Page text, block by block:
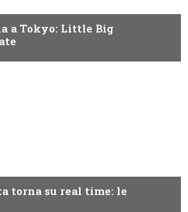
a Tokyo: Little Big
torna su real time: le